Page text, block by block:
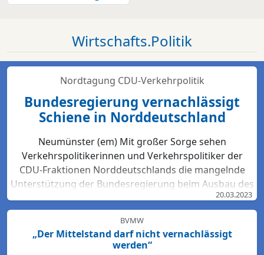
Wirtschafts.Politik
Nordtagung CDU-Verkehrpolitik
Bundesregierung vernachlässigt
Schiene in Norddeutschland
Neumünster (em) Mit großer Sorge sehen
Verkehrspolitikerinnen und Verkehrspolitiker der
CDU-Fraktionen Norddeutschlands die mangelnde
Unterstützung der Bundesregierung beim Ausbau des
Bahn-Netzes. Hartmut Bodeit, mobilitätspolitischer
Sprecher der bremischen CDUBürgerschaftsfraktion,
betont: „Die neuesten Bewertungen der DB Netz AG
lassen keinen Zweifel: Das Schienennetz ist in der
20.03.2023
BVMW
„Der Mittelstand darf nicht vernachlässigt
werden“